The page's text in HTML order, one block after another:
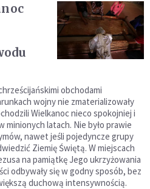
obchodami
wojny nie zmaterializowały
Wielkanoc nieco spokojniej i
minionych latach. Nie było prawie
nawet jeśli pojedyncze grupy
Ziemię Świętą. W miejscach
na pamiątkę Jego ukrzyżowania
odbywały się w godny sposób, bez
duchową intensywnością.